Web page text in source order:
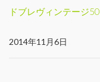
ドブレヴィンテージ50
2014年11月6日